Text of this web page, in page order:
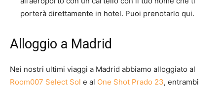
porterà direttamente in hotel. Puoi prenotarlo qui.
Alloggio a Madrid
Nei nostri ultimi viaggi a Madrid abbiamo alloggiato al
Room007 Select Sol e al One Shot Prado 23, entrambi